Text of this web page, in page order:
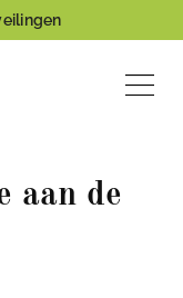
aan de